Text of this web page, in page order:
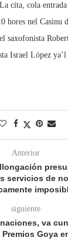
cita, cola
hores nel Casinu
saxofonista
Israel López
Anterior
servicios de
siguiente
va
Goya